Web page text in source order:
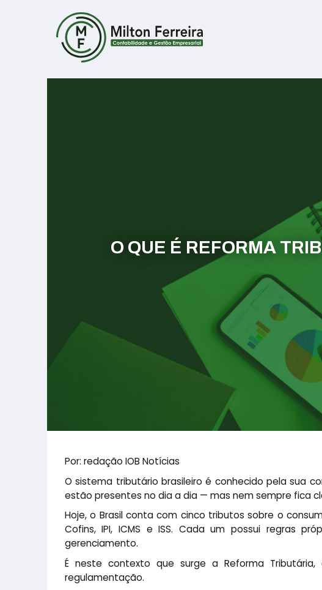
O QUE É REFORMA
Por: redação IOB Notícias
O sistema tributário brasileiro é conhecido pela sua
estão presentes no dia a dia — mas nem sempre fica
Hoje, o Brasil conta com cinco tributos sobre o
Cofins, IPI, ICMS e ISS. Cada um possui regras
gerenciamento.
É neste contexto que surge a Reforma
regulamentação.